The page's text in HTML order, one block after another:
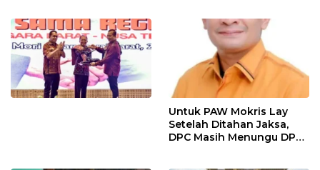
Untuk PAW Mokris Lay
Setelah Ditahan Jaksa,
DPC Masih Menungu DPD